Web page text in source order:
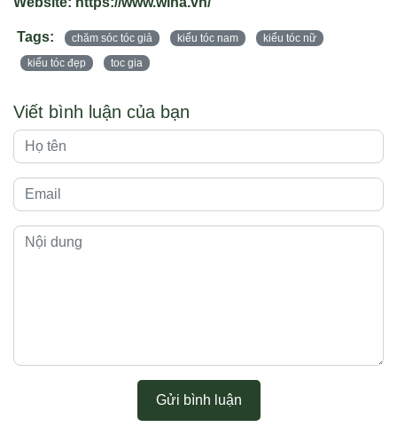
Tags: chăm sóc tóc giả kiểu tóc nam
kiểu tóc nữ
kiểu tóc đẹp
toc gia
Viết bình luận của bạn
Gửi bình luận